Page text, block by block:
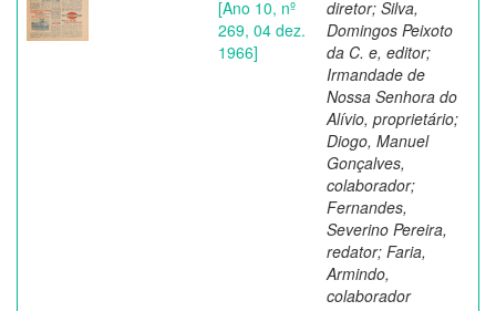
[Ano 10, nº
269, 04 dez.
1966]
diretor; Silva,
Domingos Peixoto
da C. e, editor;
Irmandade de
Nossa Senhora do
Alívio, proprietário;
Diogo, Manuel
Gonçalves,
colaborador;
Fernandes,
Severino Pereira,
redator; Faria,
Armindo,
colaborador